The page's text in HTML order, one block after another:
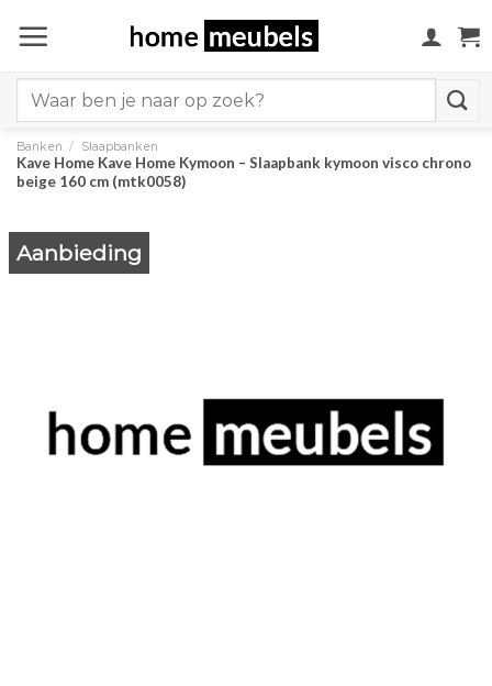
naar
for:
Banken / Slaapbanken
Kave Home Kave Home Kymoon – Slaapbank kymoon visco chrono
beige 160 cm (mtk0058)
Aanbieding